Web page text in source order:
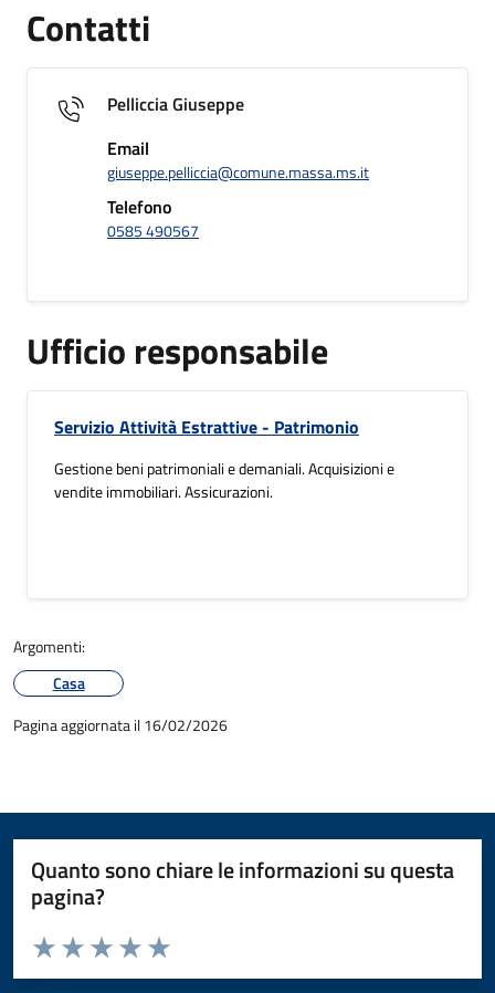
Contatti
Pelliccia Giuseppe
Email
giuseppe.pelliccia@comune.massa.ms.it
Telefono
0585 490567
Ufficio responsabile
Servizio Attività Estrattive - Patrimonio
Gestione beni patrimoniali e demaniali. Acquisizioni e
vendite immobiliari. Assicurazioni.
Argomenti:
Casa
Pagina aggiornata il 16/02/2026
Quanto sono chiare le informazioni su questa
pagina?
Valuta da 1 a 5 stelle la pagina
Valuta 5 stelle su 5
Valuta 4 stelle su 5
Valuta 3 stelle su 5
Valuta 2 stelle su 5
Valuta 1 stelle su 5